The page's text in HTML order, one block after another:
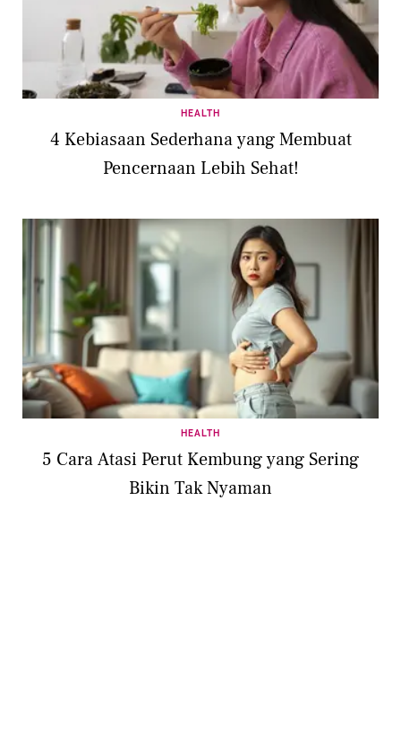
HEALTH
4 Kebiasaan Sederhana yang Membuat
Pencernaan Lebih Sehat!
HEALTH
5 Cara Atasi Perut Kembung yang Sering
Bikin Tak Nyaman